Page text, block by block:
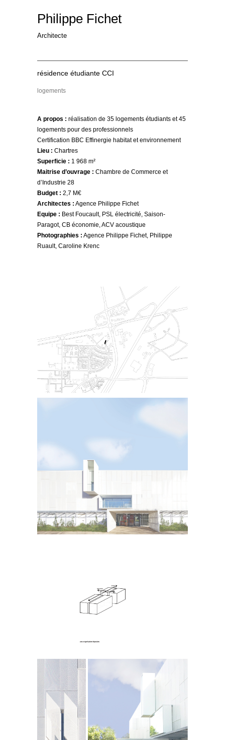
Philippe Fichet
Architecte
résidence étudiante CCI
logements
A propos : réalisation de 35 logements étudiants et 45
logements pour des professionnels
Certification BBC Effinergie habitat et environnement
Lieu : Chartres
Superficie : 1 968 m²
Maitrise d’ouvrage : Chambre de Commerce et
d’Industrie 28
Budget : 2,7 M€
Architectes : Agence Philippe Fichet
Equipe : Best Foucault, PSL électricité, Saison-
Paragot, CB économie, ACV acoustique
Photographies : Agence Philippe Fichet, Philippe
Ruault, Caroline Krenc